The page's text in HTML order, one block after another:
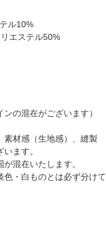
ル10%
エステル50%
の混在がございます）
素材感（生地感）、縫製
ます。
混在いたします。
色・白ものとは必ず分けて